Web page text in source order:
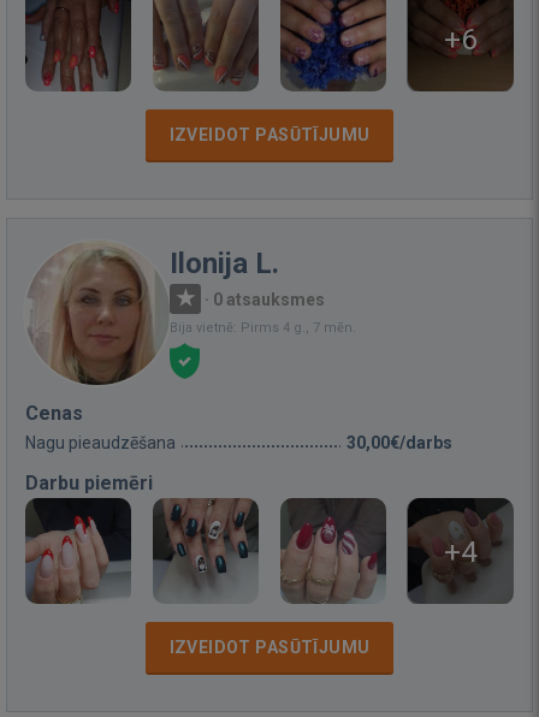
+6
IZVEIDOT PASŪTĪJUMU
Ilonija L.
· 0 atsauksmes
Bija vietnē: Pirms 4 g., 7 mēn.
Cenas
Nagu pieaudzēšana 30,00€/darbs
Darbu piemēri
+4
IZVEIDOT PASŪTĪJUMU